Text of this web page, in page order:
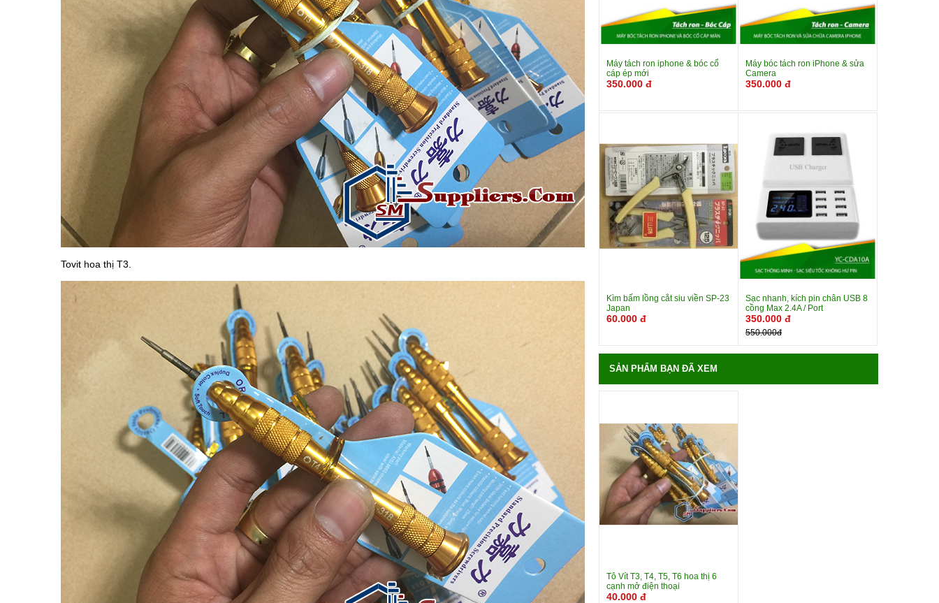
Tovit hoa thị T3.
Xem chi
Máy tách ron iphone & bóc cổ
cáp ép mới
350.000 đ Xem chi
Máy bóc tách ron iPhone & sửa
Camera
350.000 đ
Xem chi
Kìm bấm lồng cắt siu viền SP-23
Japan
60.000 đ Xem chi
Sạc nhanh, kích pin chân USB 8
cồng Max 2.4A / Port
350.000 đ
550.000đ
SẢN PHẨM BẠN ĐÃ XEM
Xem chi
Tô Vít T3, T4, T5, T6 hoa thị 6
cạnh mở điện thoại
40.000 đ